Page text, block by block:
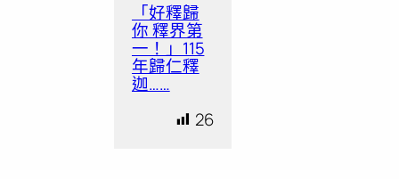
「好釋歸
你 釋界第
一！」115
年歸仁釋
迦……
26